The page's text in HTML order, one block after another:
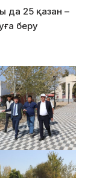
да 25 қазан –
беру